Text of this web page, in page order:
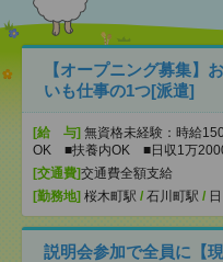
【オープニング募集】
いも仕事の1つ[派遣]
[給 与] 無資格未経験：時給
OK ■扶養内OK ■日収1万
[交通費]交通費全額支給
[勤務地] 桜木町駅 / 石川町駅 /
説明会参加で全員に【